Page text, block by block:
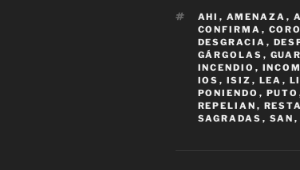
ETIQUETAS
AHI , AMENAZA ,
CONFIRMA ,
DESGRACIA ,
GÁRGOLAS ,
INCENDIO ,
IOS , ISIZ , LEA ,
PONIENDO , PUTO
REPELIAN ,
SAGRADAS , SAN ,